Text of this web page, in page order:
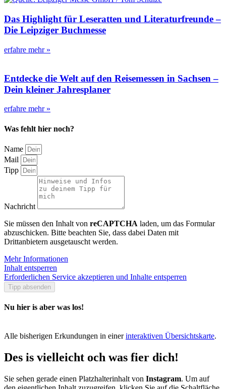
Das Highlight für Leseratten und Literaturfreunde –
Die Leipziger Buchmesse
erfahre mehr »
Entdecke die Welt auf den Reisemessen in Sachsen –
Dein kleiner Jahresplaner
erfahre mehr »
Was fehlt hier noch?
Name
Mail
Tipp
Nachricht
Sie müssen den Inhalt von reCAPTCHA laden, um das Formular
abzuschicken. Bitte beachten Sie, dass dabei Daten mit
Drittanbietern ausgetauscht werden.
Mehr Informationen
Inhalt entsperren
Erforderlichen Service akzeptieren und Inhalte entsperren
Tipp absenden
Nu hier is aber was los!
Alle bisherigen Erkundungen in einerinteraktiven Übersichtskarte.
Des is vielleicht och was fier dich!
Sie sehen gerade einen Platzhalterinhalt von Instagram. Um auf